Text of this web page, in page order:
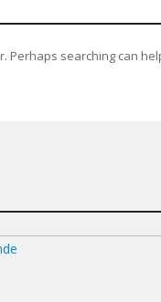
Perhaps searching can